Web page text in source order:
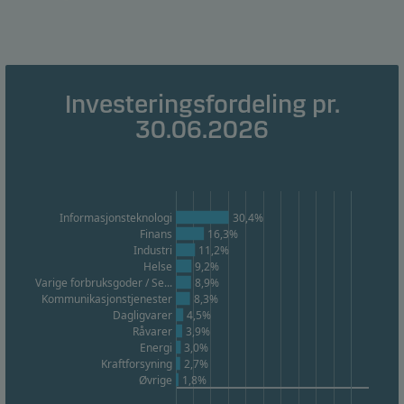
Investeringsfordeling pr.
30.06.2026
Informasjonsteknologi
Finans
Industri
Helse
Varige forbruksgoder / Se...
Kommunikasjonstjenester
Dagligvarer
Råvarer
Energi
Kraftforsyning
Øvrige
30,4%
16,3%
11,2%
9,2%
8,9%
8,3%
4,5%
3,9%
3,0%
2,7%
1,8%
informasjonskapsler gjør at vår hjemmeside husker
dine valg av innstillinger som påvirker måten siden
vises på. Du kan avvise disse informasjonskapslene i
Statistiske
Disse informasjonskapslene bruker vi til å spore
atferden til våre besøkende på et aggregert nivå for å
måle og optimalisere funksjonaliteten til nettstedet
vårt. For eksempel hvordan besøkende bruker siden
vår, hvilken region de er fra og hvilke funksjoner ser
er på. Du kan avvise disse informasjonskapslene i
informasjonskapselfanen.